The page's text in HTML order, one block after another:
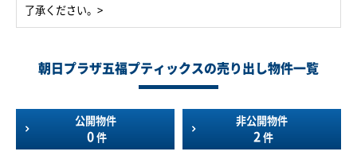
了承ください。>
朝日プラザ五福プティックスの売り出し物件一覧
公開物件
0 件
非公開物件
2 件